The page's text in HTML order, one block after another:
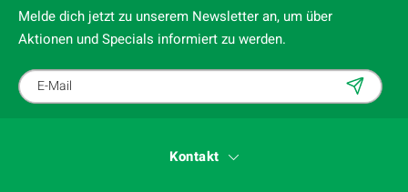
Melde dich jetzt zu unserem Newsletter an, um über
Aktionen und Specials informiert zu werden.
Kontakt